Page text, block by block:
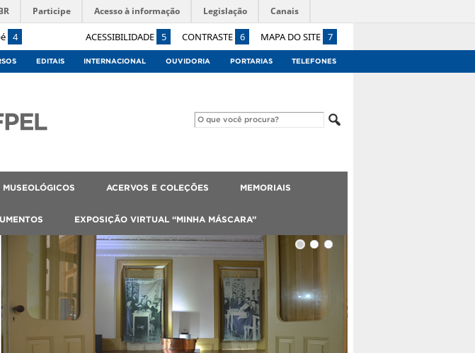
4 ACESSIBILIDADE 5 CONTRASTE 6 MAPA DO SITE 7
Participe Acesso à informação Legislação Canais
EDITAIS INTERNACIONAL OUVIDORIA PORTARIAS TELEFONES
ACERVOS E COLEÇÕES MEMORIAIS
EXPOSIÇÃO VIRTUAL “MINHA MÁSCARA”